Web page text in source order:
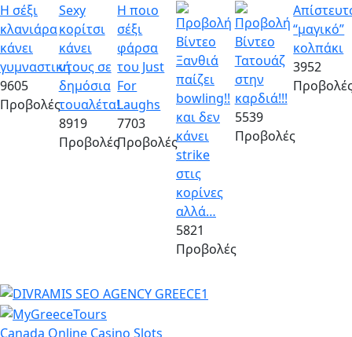
Η σέξι
κλανιάρα
κάνει
γυμναστική
9605
Προβολές
Sexy
κορίτσι
κάνει
ντους σε
δημόσια
τουαλέτα!
8919
Προβολές
Η ποιο
σέξι
φάρσα
του Just
For
Laughs
7703
Προβολές
Ξανθιά
παίζει
bowling!!
και δεν
κάνει
strike
στις
κορίνες
αλλά…
5821
Προβολές
Τατουάζ
στην
καρδιά!!!
5539
Προβολές
“μαγικό”
κολπάκι
3952
Canada Online Casino Slots